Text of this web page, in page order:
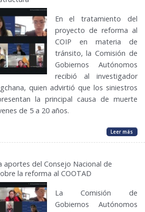
En el tratamiento del
proyecto de reforma al
COIP en materia de
tránsito, la Comisión de
Gobiernos Autónomos
recibió al investigador
quien advirtió que los siniestros
la principal causa de muerte
de 5 a 20 años.
Leer más
aportes del Consejo Nacional de
la reforma al COOTAD
La Comisión de
Gobiernos Autónomos